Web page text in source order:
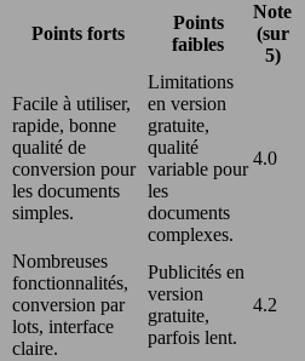
Points forts
Points
faibles
Note
(sur
5)
Facile à utiliser,
rapide, bonne
qualité de
conversion pour
les documents
simples.
Limitations
en version
gratuite,
qualité
variable pour
les
documents
complexes.
4.0
Nombreuses
fonctionnalités,
conversion par
lots, interface
claire.
Publicités en
version
gratuite,
parfois lent.
4.2